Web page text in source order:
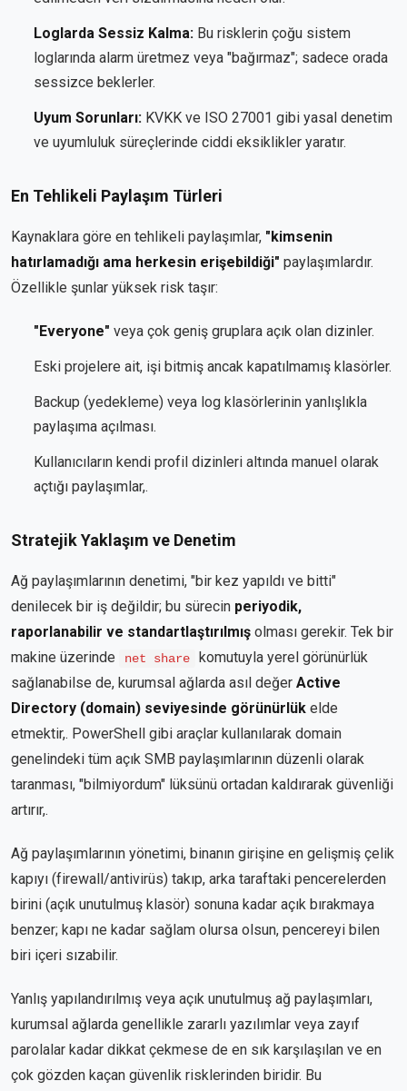
Loglarda Sessiz Kalma: Bu risklerin çoğu sistem
loglarında alarm üretmez veya "bağırmaz"; sadece orada
sessizce beklerler.
Uyum Sorunları: KVKK ve ISO 27001 gibi yasal denetim
ve uyumluluk süreçlerinde ciddi eksiklikler yaratır.
En Tehlikeli Paylaşım Türleri
Kaynaklara göre en tehlikeli paylaşımlar, "kimsenin
hatırlamadığı ama herkesin erişebildiği" paylaşımlardır.
Özellikle şunlar yüksek risk taşır:
"Everyone" veya çok geniş gruplara açık olan dizinler.
Eski projelere ait, işi bitmiş ancak kapatılmamış klasörler.
Backup (yedekleme) veya log klasörlerinin yanlışlıkla
paylaşıma açılması.
Kullanıcıların kendi profil dizinleri altında manuel olarak
açtığı paylaşımlar,.
Stratejik Yaklaşım ve Denetim
Ağ paylaşımlarının denetimi, "bir kez yapıldı ve bitti"
denilecek bir iş değildir; bu sürecin periyodik,
raporlanabilir ve standartlaştırılmış olması gerekir. Tek bir
makine üzerinde
net share
komutuyla yerel görünürlük
sağlanabilse de, kurumsal ağlarda asıl değer Active
Directory (domain) seviyesinde görünürlük elde
etmektir,. PowerShell gibi araçlar kullanılarak domain
genelindeki tüm açık SMB paylaşımlarının düzenli olarak
taranması, "bilmiyordum" lüksünü ortadan kaldırarak güvenliği
artırır,.
Ağ paylaşımlarının yönetimi, binanın girişine en gelişmiş çelik
kapıyı (firewall/antivirüs) takıp, arka taraftaki pencerelerden
birini (açık unutulmuş klasör) sonuna kadar açık bırakmaya
benzer; kapı ne kadar sağlam olursa olsun, pencereyi bilen
biri içeri sızabilir.
Yanlış yapılandırılmış veya açık unutulmuş ağ paylaşımları,
kurumsal ağlarda genellikle zararlı yazılımlar veya zayıf
parolalar kadar dikkat çekmese de en sık karşılaşılan ve en
çok gözden kaçan güvenlik risklerinden biridir. Bu